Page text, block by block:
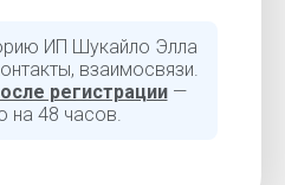
ИП Шукайло Элла
взаимосвязи.
регистрации—
на 48 часов.